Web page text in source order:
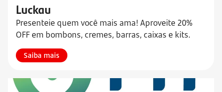
Luckau
Presenteie quem você mais ama! Aproveite 20%
OFF em bombons, cremes, barras, caixas e kits.
Saiba mais